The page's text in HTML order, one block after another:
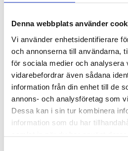
Denna webbplats använder
Vi använder enhetsidentifierare
och annonserna till användarna,
för sociala medier och analysera
vidarebefordrar även sådana
information från din enhet till de
annons- och analysföretag som
Dessa kan i sin tur kombinera
information som du har
samlat in när du har använt
ditt samtycke, så kommer
Uppgifterna som vi samlar
som anges ovan raderas
behandlingen har fullgjorts.
Säkerhet till
personuppgifter
LABEX värnar om en hög
personuppgifter och har i
lämpliga tekniska och